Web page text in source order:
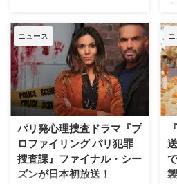
Disney+が、ウォルト・ディズニ
ー・ワールド（WDW）のパーク
EPCOTを代表する大人気アトラ
クションに着想を得たドラマ作品
『Spaceship Earth（原題）』の
パイロット版を発注した。 ディ
ズニーワールドのシンボルが実写
ドラマ化へ！ 製作を手掛けるの
は、映画『IT／イット “それ”が見
えたら、終わり。』の前日譚ドラ
マ『IT／イット ウェルカム・ト
ゥ・デリー “それ”が見えたら、終
わり。』で知られるジェイソン・
ゲ
作
ニュース
パリ発心理捜査ドラマ『プ
ロファイリング パリ犯罪
捜査課』ファイナル・シー
ズンが日本初放送！